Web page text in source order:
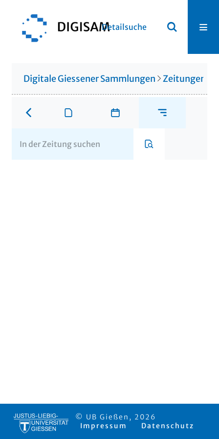
Detailsuche
Digitale Giessener Sammlungen Zeitungen
© UB Gießen, 2026
Impressum
Datenschutz